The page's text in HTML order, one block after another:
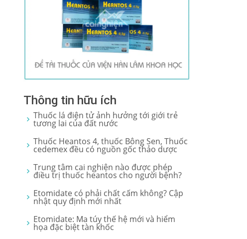
Thông tin hữu ích
Thuốc lá điện tử ảnh hưởng tới giới trẻ
tương lai của đất nước
Thuốc Heantos 4, thuốc Bông Sen, Thuốc
cedemex đều có nguồn gốc thảo dược
Trung tâm cai nghiện nào được phép
điều trị thuốc heantos cho người bệnh?
Etomidate có phải chất cấm không? Cập
nhật quy định mới nhất
Etomidate: Ma túy thế hệ mới và hiểm
họa đặc biệt tàn khốc